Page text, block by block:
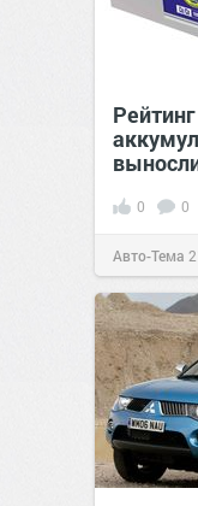
0 0
Авто-Тема